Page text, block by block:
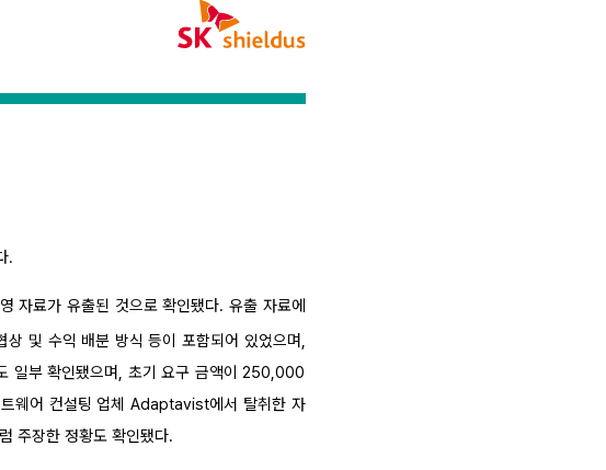
.
료가 유출된 것으로 확인됐다. 유출 자료에
상 및 수익 배분 방식 등이 포함되어 있었으며,
일부 확인됐으며, 초기 요구 금액이 250,000
웨어 컨설팅 업체 Adaptavist에서 탈취한 자
주장한 정황도 확인됐다.